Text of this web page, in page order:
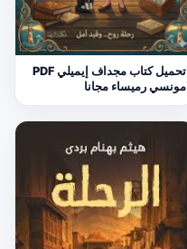
تحميل كتاب مجداف إيميلي PDF
مونسي رميساء مجانا